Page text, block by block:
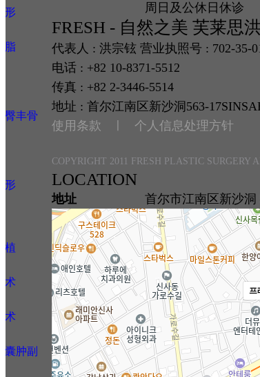
形
脂
臀丰骨
形
植
术
术
囊肿副
周日及公休日休诊
FRESH - 自然之美 芙莱思
代表人 : 洪宗铉 营业执照号 : 702-35-
电话 : +82 10-8371-5512
传真 : +82 2-3446-5514
地址 : 首尔江南区新沙洞563-
使用条款 ㅣ
个人信息处理方针
COPYRIGHT 2011 FRESH PLASTIC SURGERY
LOCATION
地址 首尔市江南区新沙洞
프